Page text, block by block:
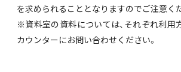
を求められることとなりますのでご注意く
※資料室の資料については、それぞれ利用
カウンターにお問い合わせください。